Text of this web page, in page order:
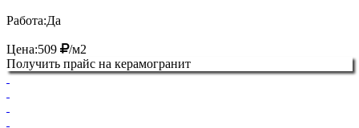
Работа:Да
Цена:509
/м2
Получить прайс на керамогранит